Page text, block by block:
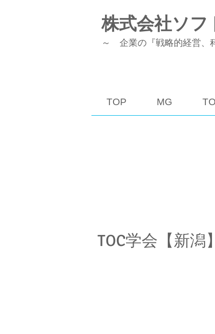
株式会社ソフ
～ 企業の『戦略的経営、
TOP MG
TOC学会【新潟